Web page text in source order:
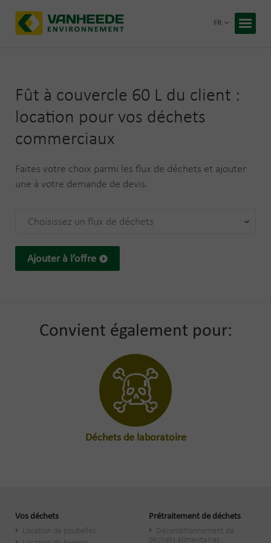
Retour
FR
Fût à couvercle 60 L du client :
location pour vos déchets
commerciaux
Faites votre choix parmi les flux de déchets et ajouter
une à votre demande de devis.
Choisissez un flux de déchets
Ajouter à l’offre
Convient également pour:
Déchets de laboratoire
Vos déchets
Location de poubelles
Prétraitement de déchets
Déconditionnement de
déchets alimentaires